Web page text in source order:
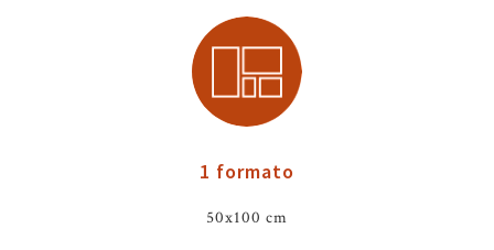
1 formato
50x100 cm